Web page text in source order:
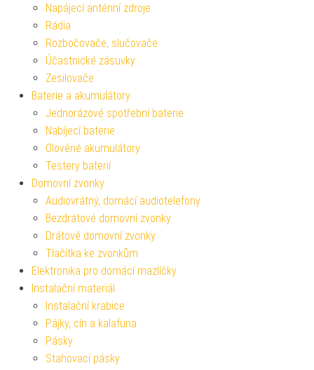
Napájecí anténní zdroje
Rádia
Rozbočovače, slučovače
Účastnické zásuvky
Zesilovače
Baterie a akumulátory
Jednorázové spotřební baterie
Nabíjecí baterie
Olověné akumulátory
Testery baterií
Domovní zvonky
Audiovrátný, domácí audiotelefony
Bezdrátové domovní zvonky
Drátové domovní zvonky
Tlačítka ke zvonkům
Elektronika pro domácí mazlíčky
Instalační materiál
Instalační krabice
Pájky, cín a kalafuna
Pásky
Stahovací pásky